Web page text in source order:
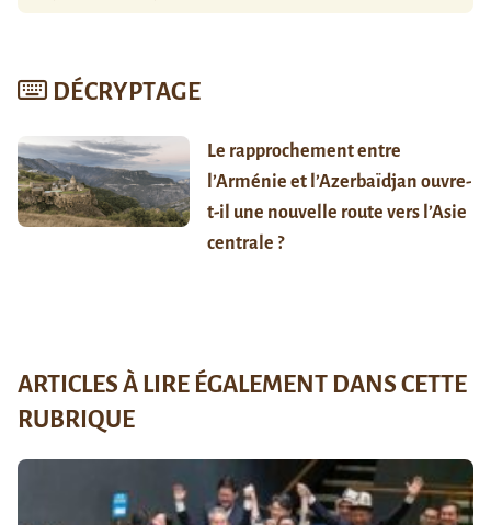
DÉCRYPTAGE
Le rapprochement entre
l’Arménie et l’Azerbaïdjan ouvre-
t-il une nouvelle route vers l’Asie
centrale ?
ARTICLES À LIRE ÉGALEMENT DANS CETTE
RUBRIQUE